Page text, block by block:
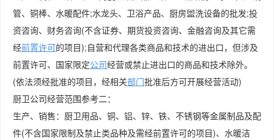
管、铜棒、水暖配件;水龙头、卫浴产品、厨房盥洗设备的批发;投
资咨询、财务咨询(不含证券、期货投资咨询、金融咨询及其它需
经前置许可的项目);自营和代理各类商品和技术的进出口，但涉及
前置许可、国家限定公司经营或禁止进出口的商品和技术除外。
(依法须经批准的项目，经相关部门批准后方可开展经营活动)
厨卫公司经营范围参考二：
生产、销售：厨卫用品、铜、铝、锌、铁、不锈钢等金属制品及配
件(不含国家限制及禁止类品种及需经前置许可的项目)、水暖洁